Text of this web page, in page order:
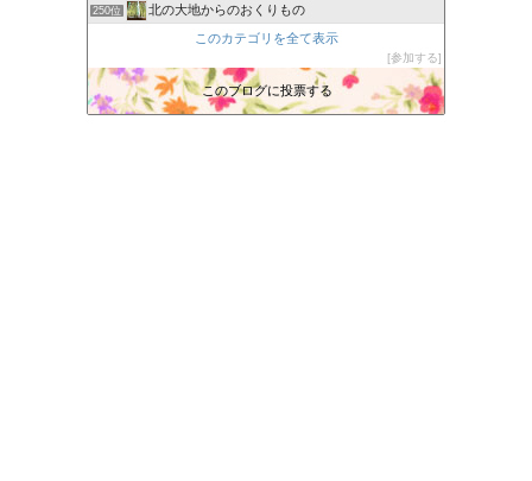
250位 北の大地からのおくりもの
あかりブログ
253位 よいよい行進曲
254位 会津に暮らしてブルーになった時
このカテゴリを全て表示
参加する
このブログに投票する